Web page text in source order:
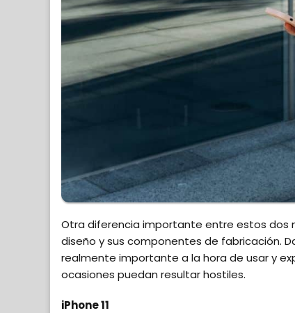
Otra diferencia importante entre estos dos
diseño y sus componentes de fabricación.
realmente importante a la hora de usar y
ocasiones puedan resultar hostiles.
iPhone 11